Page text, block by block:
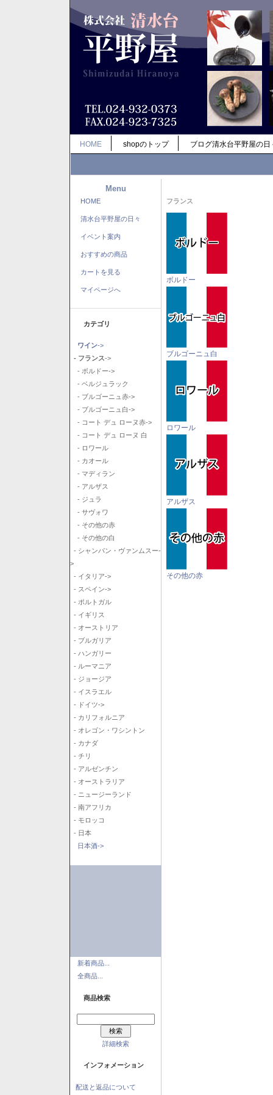
HOME shopのトップ ブログ清水台平野屋の日
Menu
HOME
清水台平野屋の日々
イベント案内
おすすめの商品
カートを見る
マイページへ
カテゴリ
ワイン->
- フランス->
- ボルドー->
- ベルジュラック
- ブルゴーニュ赤->
- ブルゴーニュ白->
- コート デュ ローヌ赤->
- コート デュ ローヌ 白
- ロワール
- カオール
- マディラン
- アルザス
- ジュラ
- サヴォワ
- その他の赤
- その他の白
- シャンパン・ヴァンムスー-
>
- イタリア->
- スペイン->
- ポルトガル
- イギリス
- オーストリア
- ブルガリア
- ハンガリー
- ルーマニア
- ジョージア
- イスラエル
- ドイツ->
- カリフォルニア
- オレゴン・ワシントン
- カナダ
- チリ
- アルゼンチン
- オーストラリア
- ニュージーランド
- 南アフリカ
- モロッコ
- 日本
日本酒->
新着商品...
全商品...
商品検索
詳細検索
インフォメーション
配送と返品について
フランス
ボルドー
ブルゴーニュ白
ロワール
アルザス
その他の赤